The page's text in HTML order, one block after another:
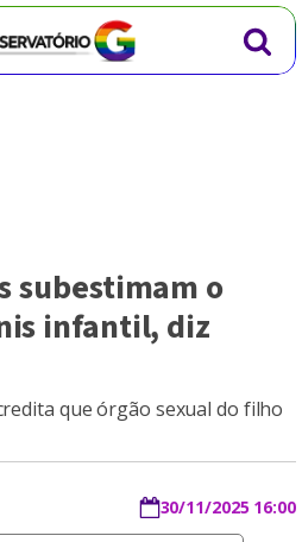
subestimam o
infantil, diz
que órgão sexual do filho
30/11/2025 16:00